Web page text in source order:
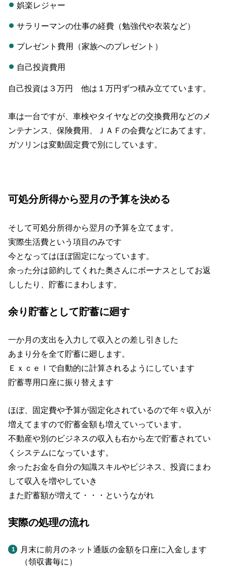
娯楽レジャー
サラリーマンの仕事の経費（勉強代や衣装など）
プレゼント費用（家族へのプレゼント）
自己投資費用
自己投資は３万円 他は１万円ずつ積み立てています。
車は一台ですが、車検やタイヤなどの交換費用などのメ
ンテナンス、保険費用、ＪＡＦの会費などにあてます。
ガソリンは変動固定費で別にしています。
可処分所得から翌月の予算を決める
そして可処分所得から翌月の予算を立てます。
実際生活費という項目のみです
今となってはほぼ固定になっています。
余った分は節約してくれた奥さんにボーナスとしてお返
ししたり、貯蓄にまわします。
余り貯蓄として貯蓄に廻す
一か月の支出を入力して収入との差し引きした
あまり分を全て貯蓄に廻します。
Ｅｘｃｅｌで自動的に計算されるようにしています
貯蓄専用口座に振り替えます
ほぼ、固定費や予算が固定化されているので年々収入が
増えてますので貯蓄金額も増えていっています。
不動産や別のビジネスの収入も右から左で貯蓄されてい
くシステムになっています。
余ったお金を自分の知識スキルやビジネス、投資にまわ
して収入を増やしていき
また貯蓄額が増えて・・・というながれ
実際の処理の流れ
月末に前月のネット通販の金額を口座に入金します
（領収書毎に）